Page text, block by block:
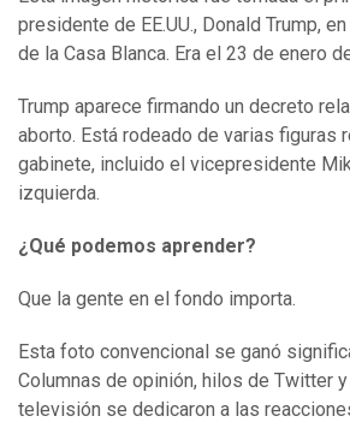
presidente de EE.UU., Donald Trump,
de la Casa Blanca. Era el 23 de enero
Trump aparece firmando un decreto
aborto. Está rodeado de varias figuras
gabinete, incluido el vicepresidente
izquierda.
¿Qué podemos aprender?
Que la gente en el fondo importa.
Esta foto convencional se ganó
Columnas de opinión, hilos de Twitter
televisión se dedicaron a las